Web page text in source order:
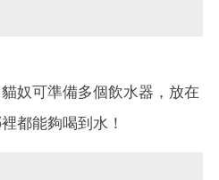
奴可準備多個飲水器，放在
都能夠喝到水！